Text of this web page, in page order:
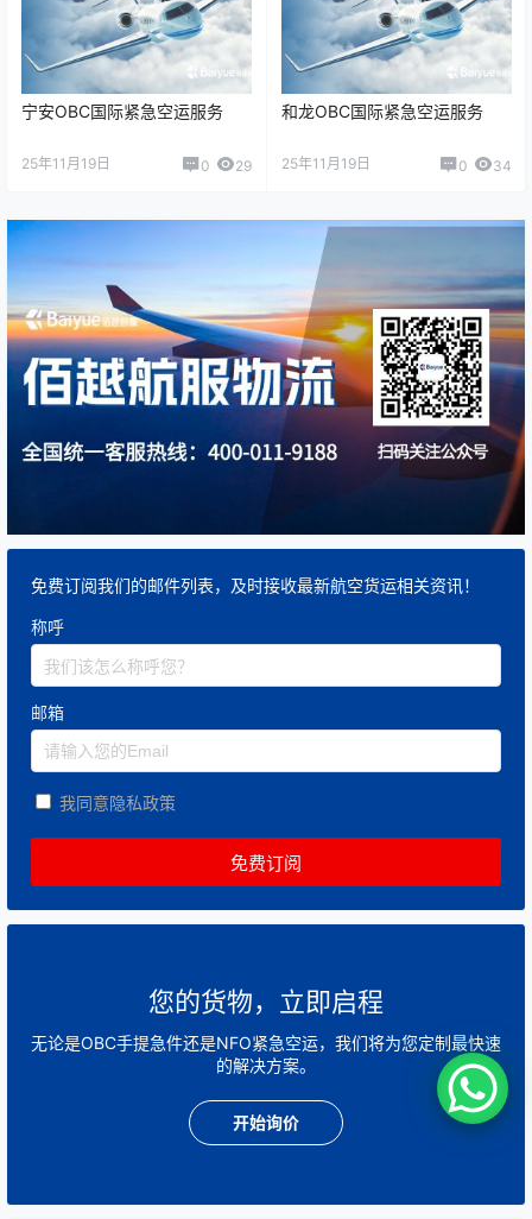
宁安OBC国际紧急空运服务
25年11月19日 0 29
和龙OBC国际紧急空运服务
25年11月19日 0 34
免费订阅我们的邮件列表，及时接收最新航空货运相关资讯！
称呼
邮箱
我同意隐私政策
您的货物，立即启程
无论是OBC手提急件还是NFO紧急空运，我们将为您定制最快速
的解决方案。
开始询价